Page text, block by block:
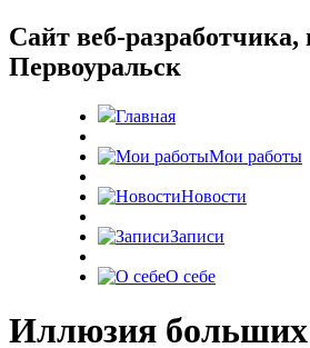
Cайт веб-
Первоуральск
Главная
Мои работы
Новости
Записи
О себе
Иллюзия